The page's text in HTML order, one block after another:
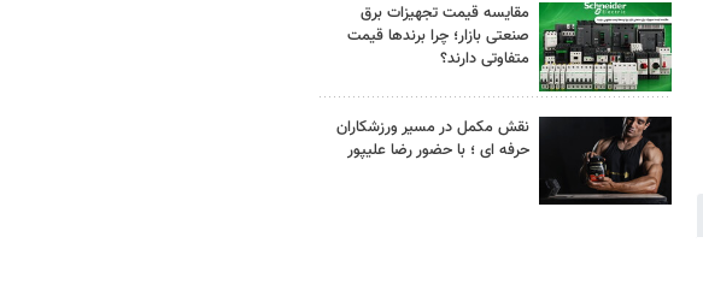
مقایسه قیمت تجهیزات برق
صنعتی بازار؛ چرا برندها قیمت
متفاوتی دارند؟
نقش مکمل در مسیر ورزشکاران
حرفه ای ؛ با حضور رضا علیپور